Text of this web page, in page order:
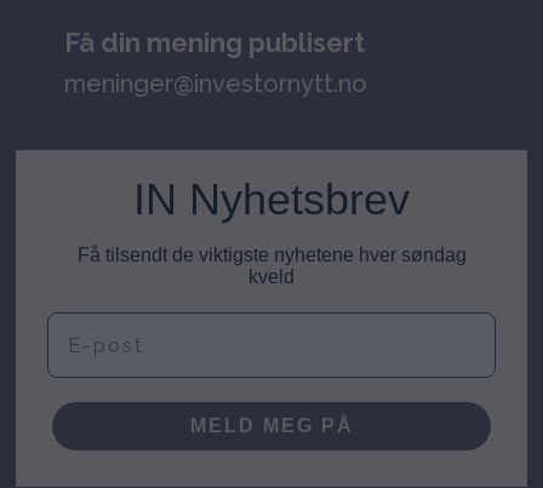
Få din mening publisert
meninger@investornytt.no
IN Nyhetsbrev
Få tilsendt de viktigste nyhetene hver søndag
kveld
E-post
MELD MEG PÅ